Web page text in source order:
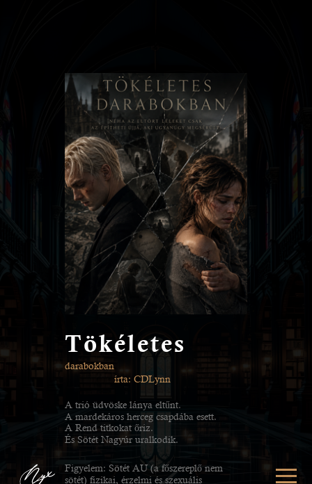
Tökéletes
darabokban
írta: CDLynn
A trió üdvöske lánya eltűnt.
A mardekáros herceg csapdába esett.
A Rend titkokat őriz.
És Sötét Nagyúr uralkodik.
Figyelem: Sötét AU (a főszereplő nem
sötét) fizikai, érzelmi és szexuális